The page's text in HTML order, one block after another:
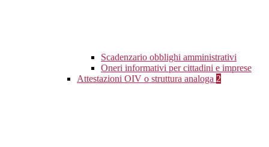
Scadenzario obblighi amministrativi
Oneri informativi per cittadini e imprese
Attestazioni OIV o struttura analoga 2